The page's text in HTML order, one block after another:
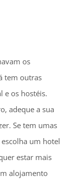
os
tem outras
e os hostéis.
adeque a sua
Se tem umas
um hotel
estar mais
alojamento